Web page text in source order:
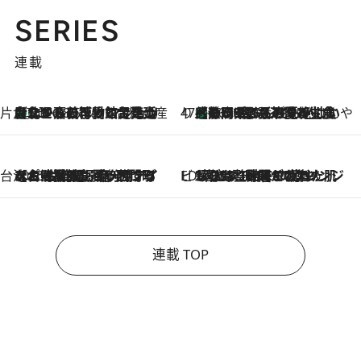
SERIES
連載
片倉真理のときめく台湾土産
2026.8.5
台北からちょっと足を延ばして嘉義へ！ マジョリカタイルの博物館で見つけたレトロ可愛い台湾土産 47都道府県の手みやげ ひんやりスイーツで夏を満喫
2026.8.5
【静岡県】この夏絶対食べたい 冷やしておいしいおやつ3選 お茶香る生食感のふるふるゼリー
台湾ぶらぶら食べ歩き
2026.8.4
【台湾夏旅】買い物するなら“台湾の原宿”西門町へ！ お土産も自分用アイテムも揃うショッピングスポット8選 ビューティいいもの集め EDITORS' BEST
2026.8.3
“落とす”時間が“癒やし”に。THREEのクレンジングは、酷暑で疲れた肌も心も整えてくれる！
連載 TOP